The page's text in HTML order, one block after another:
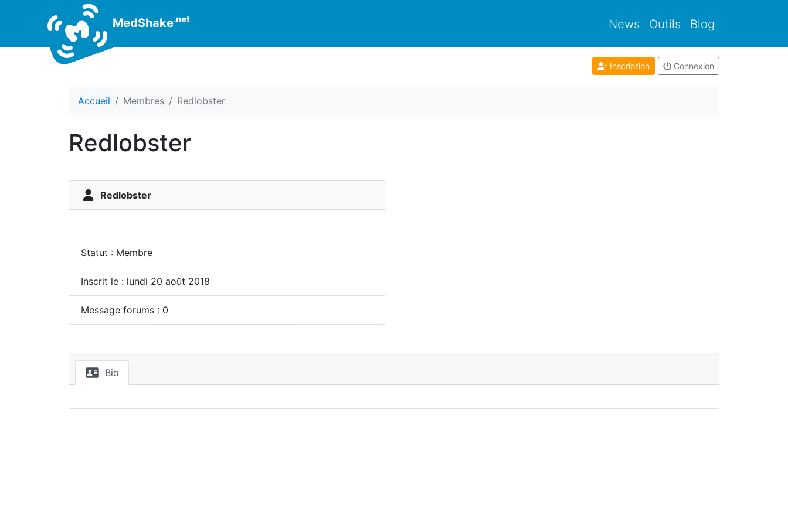
MedShake.net News Outils Blog
Inscription Connexion
Accueil Membres Redlobster
Redlobster
Redlobster
Statut : Membre
Inscrit le : lundi 20 août 2018
Message forums : 0
Bio